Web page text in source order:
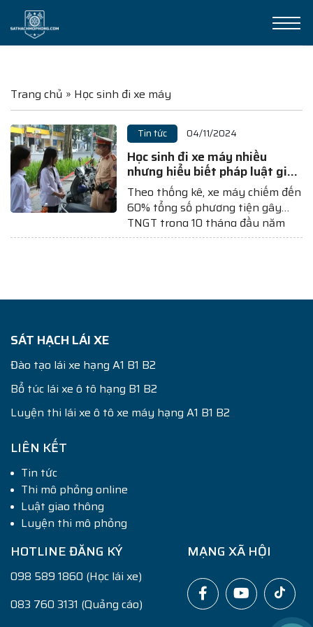
Trang chủ » Học sinh đi xe máy
Tin tức 04/11/2024
Học sinh đi xe máy nhiều
nhưng hiểu biết pháp luật giao
thông gần như bằng 0?
Theo thống kê, xe máy chiếm đến
60% tổng số phương tiện gây
TNGT trong 10 tháng đầu năm
2024. Đặc biệt, học sinh từ 16-18
gần...
SÁT HẠCH LÁI XE
Đào tạo lái xe hạng A1 B1 B2
Bổ túc lái xe ô tô hạng B1 B2
Luyện thi lái xe ô tô xe máy hạng A1 B1 B2
LIÊN KẾT
Tin tức
Thi mô phỏng online
Luật giao thông
Luyện thi mô phỏng
HOTLINE ĐĂNG KÝ
098 589 1860 (Học lái xe)
083 760 3131 (Quảng cáo)
MẠNG XÃ HỘI